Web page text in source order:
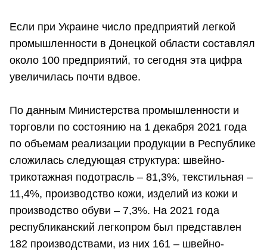
Если при Украине число предприятий легкой
промышленности в Донецкой области составлял
около 100 предприятий, то сегодня эта цифра
увеличилась почти вдвое.
По данным Министерства промышленности и
торговли по состоянию на 1 декабря 2021 года
по объемам реализации продукции в Республике
сложилась следующая структура: швейно-
трикотажная подотрасль – 81,3%, текстильная –
11,4%, производство кожи, изделий из кожи и
производство обуви – 7,3%. На 2021 года
республиканский легкопром был представлен
182 производствами, из них 161 – швейно-